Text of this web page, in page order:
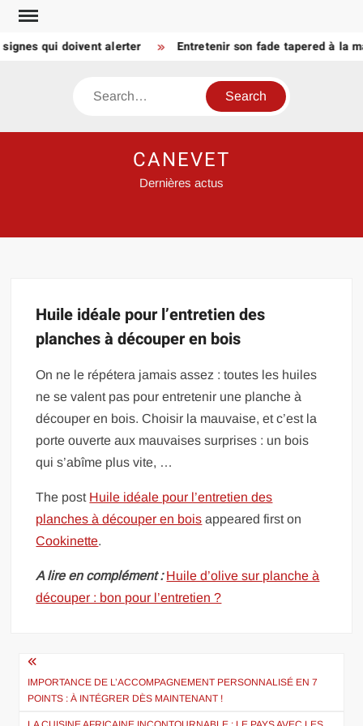
Skip
content qui doivent alerter Entretenir son fade tapered à la
Search
CANEVET
Dernières actus
Huile idéale pour l’entretien des
planches à découper en bois
On ne le répétera jamais assez : toutes les huiles
ne se valent pas pour entretenir une planche à
découper en bois. Choisir la mauvaise, et c’est la
porte ouverte aux mauvaises surprises : un bois
qui s’abîme plus vite, …
The post Huile idéale pour l’entretien des
planches à découper en bois appeared first on
Cookinette.
A lire en complément : Huile d’olive sur planche à
découper : bon pour l’entretien ?
Navigation
de
l’article
IMPORTANCE DE L’ACCOMPAGNEMENT PERSONNALISÉ EN 7
POINTS : À INTÉGRER DÈS MAINTENANT !